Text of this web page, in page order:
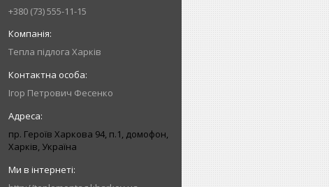
+380 (73) 555-11-15
Тепла підлога Харків
Iгор Петрович Фесенко
пр. Героїв Харкова 94, п.1, домофон,
Харків, Україна